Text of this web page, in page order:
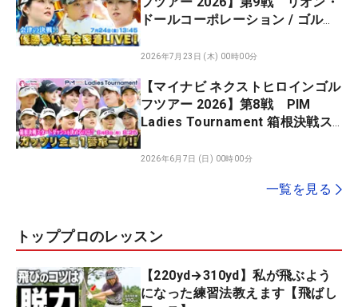
ドールコーポレーション / ゴルフ
XEBIOグループ 会津の決戦！！
2026年7月23日 (木) 00時00分
【マイナビ ネクストヒロインゴル
フツアー 2026】第8戦 PIM
Ladies Tournament 箱根決戦ス
ッツリ全員1番ホール！
2026年6月7日 (日) 00時00分
一覧を見る
トッププロのレッスン
【220yd→310yd】私が飛ぶよう
になった練習法教えます【飛ばし